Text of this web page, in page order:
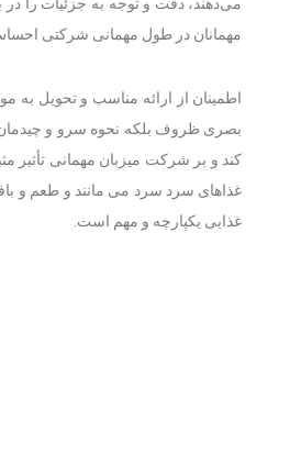
مهمانان در طول مهمانی شرکتی
اطمینان از ارائه مناسب و تحویل به
بصری ظروف بلکه نحوه سرو و چیدمان
کند و بر شرکت میزبان مهمانی
غذاهای سرد سرد می مانند و طعم و
غذایی یکپارچه و مهم است.